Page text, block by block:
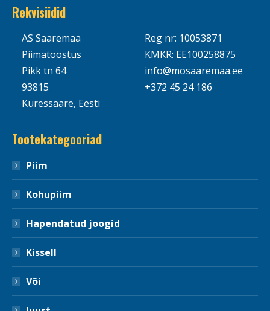
Rekvisiidid
AS Saaremaa
Piimatööstus
Pikk tn 64
93815
Kuressaare, Eesti
Reg nr: 10053871
KMKR: EE100258875
info@mosaaremaa.ee
+372 45 24 186
Tootekategooriad
Piim
Kohupiim
Hapendatud joogid
Kissell
Või